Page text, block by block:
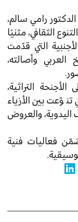
رامي سالم،
الثقافي، مثنيًا
التي قدّمت
وأصالته،
التراثية،
بين الأزياء
اليدوية، والعروض
فعاليات فنية